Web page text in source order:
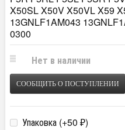
X50SL X50V X50VL X59
13GNLF1AM043
0300
Нет в наличии
СООБЩИТЬ О ПОСТУПЛЕНИИ
Упаковка (+50 ₽)